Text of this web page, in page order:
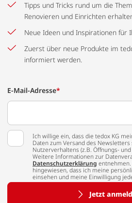
Tipps und Tricks rund um die
Renovieren und Einrichten
Neue Ideen und Inspirationen für
Zuerst über neue Produkte im
informiert werden.
E-Mail-Adresse*
Ich willige ein, dass die tedox KG
Daten zum Versand des
Nutzerverhaltens (z.B. Öffnungs-
Weitere Informationen zur
Datenschutzerklärung
hingewiesen, dass ich meine
einsehen und meine Einwilligung
Jetzt